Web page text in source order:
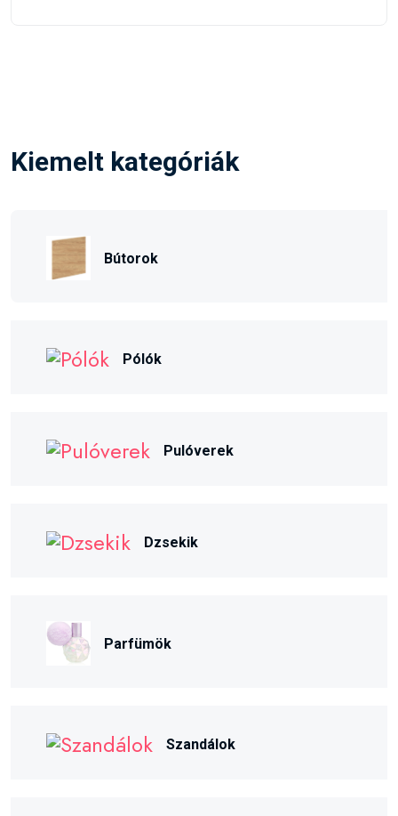
Kiemelt kategóriák
Bútorok
Pólók
Pulóverek
Dzsekik
Parfümök
Szandálok